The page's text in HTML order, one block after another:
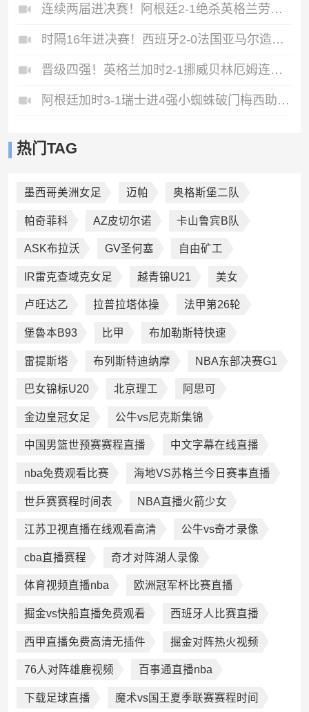
连续两届进决赛！阿根廷2-1绝杀英格兰劳塔罗恩佐破门梅西两助攻
时隔16年进决赛！西班牙2-0法国亚马尔造点奥亚萨瓦尔、波罗破门
晋级四强！英格兰加时2-1挪威贝林厄姆连场双响谢尔德鲁普破门
阿根廷加时3-1瑞士进4强小蜘蛛破门梅西助攻麦卡恩博洛假摔染红
热门TAG
墨西哥美洲女足 迈帕 奥格斯堡二队
帕奇菲科 AZ皮切尔诺 卡山鲁宾B队
ASK布拉沃 GV圣何塞 自由矿工
IR雷克查域克女足 越青锦U21 美女
卢旺达乙 拉普拉塔体操 法甲第26轮
堡魯本B93 比甲 布加勒斯特快速
雷提斯塔 布列斯特迪纳摩 NBA东部决赛G1
巴女锦标U20 北京理工 阿思可
金边皇冠女足 公牛vs尼克斯集锦
中国男篮世预赛赛程直播 中文字幕在线直播
nba免费观看比赛 海地VS苏格兰今日赛事直播
世乒赛赛程时间表 NBA直播火箭少女
江苏卫视直播在线观看高清 公牛vs奇才录像
cba直播赛程 奇才对阵湖人录像
体育视频直播nba 欧洲冠军杯比赛直播
掘金vs快船直播免费观看 西班牙人比赛直播
西甲直播免费高清无插件 掘金对阵热火视频
76人对阵雄鹿视频 百事通直播nba
下载足球直播 魔术vs国王夏季联赛赛程时间